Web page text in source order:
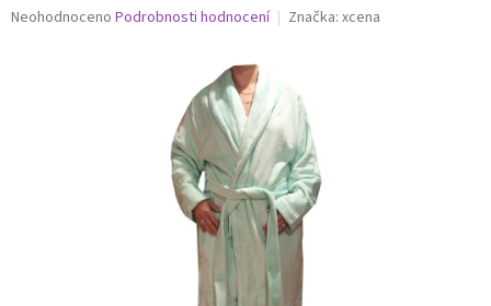
Průměrné
Neohodnoceno Podrobnosti hodnocení Značka: xcena